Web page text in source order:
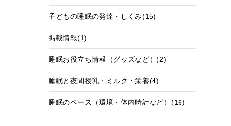
子どもの睡眠の発達・しくみ(15)
掲載情報(1)
睡眠お役立ち情報（グッズなど）(2)
睡眠と夜間授乳・ミルク・栄養(4)
睡眠のベース（環境・体内時計など）(16)